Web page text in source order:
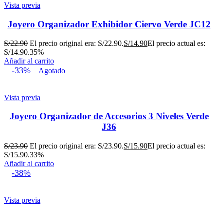
Vista previa
Joyero Organizador Exhibidor Ciervo Verde JC12
S/22.90 El precio original era: S/22.90.S/14.90El precio actual es:
S/14.90.35%
Añadir al carrito
-33% Agotado
Vista previa
Joyero Organizador de Accesorios 3 Niveles Verde
J36
S/23.90 El precio original era: S/23.90.S/15.90El precio actual es:
S/15.90.33%
Añadir al carrito
-38%
Vista previa